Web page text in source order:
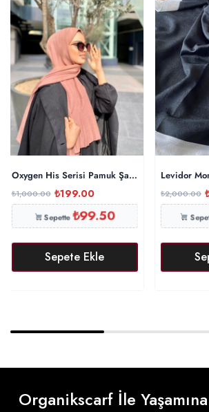
Oxygen His Serisi Pamuk Şal – İncir
₺1,000.00 ₺199.00
Sepette₺99.50
Sepete Ekle
Levidor
₺2,000.00
Organikscarf İle